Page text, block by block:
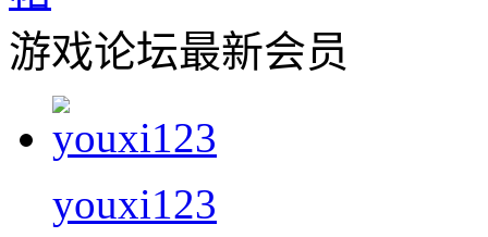
游戏论坛最新会员
youxi123